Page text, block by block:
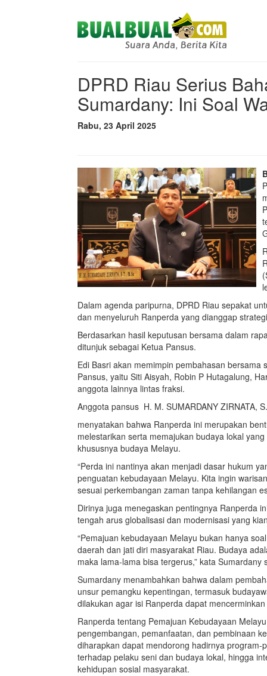
DPRD Riau Serius
Sumardany: Ini Soal
Rabu, 23 April 2025
Dalam agenda paripurna, DPRD Riau sepakat
dan menyeluruh Ranperda yang dianggap
Berdasarkan hasil keputusan bersama dalam
ditunjuk sebagai Ketua Pansus.
Edi Basri akan memimpin pembahasan
Pansus, yaitu Siti Aisyah, Robin P Hutagalung,
anggota lainnya lintas fraksi.
Anggota pansus H. M. SUMARDANY ZIRNATA,
menyatakan bahwa Ranperda ini merupakan
melestarikan serta memajukan budaya lokal
khususnya budaya Melayu.
“Perda ini nantinya akan menjadi dasar hukum
penguatan kebudayaan Melayu. Kita ingin
sesuai perkembangan zaman tanpa kehilangan
Dirinya juga menegaskan pentingnya Ranperda
tengah arus globalisasi dan modernisasi yang
“Pemajuan kebudayaan Melayu bukan hanya
daerah dan jati diri masyarakat Riau. Budaya
maka lama-lama bisa tergerus,” kata
Sumardany menambahkan bahwa dalam
unsur pemangku kepentingan, termasuk
dilakukan agar isi Ranperda dapat
Ranperda tentang Pemajuan Kebudayaan
pengembangan, pemanfaatan, dan pembinaan
diharapkan dapat mendorong hadirnya
terhadap pelaku seni dan budaya lokal, hingga
kehidupan sosial masyarakat.